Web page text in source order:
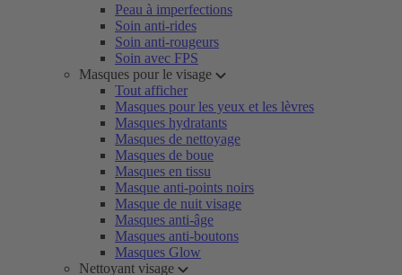
Peau à imperfections
Soin anti-rides
Soin anti-rougeurs
Soin avec FPS
Masques pour le visage
Tout afficher
Masques pour les yeux et les lèvres
Masques hydratants
Masques de nettoyage
Masques de boue
Masques en tissu
Masque anti-points noirs
Masque de nuit visage
Masques anti-âge
Masques anti-boutons
Masques Glow
Nettoyant visage